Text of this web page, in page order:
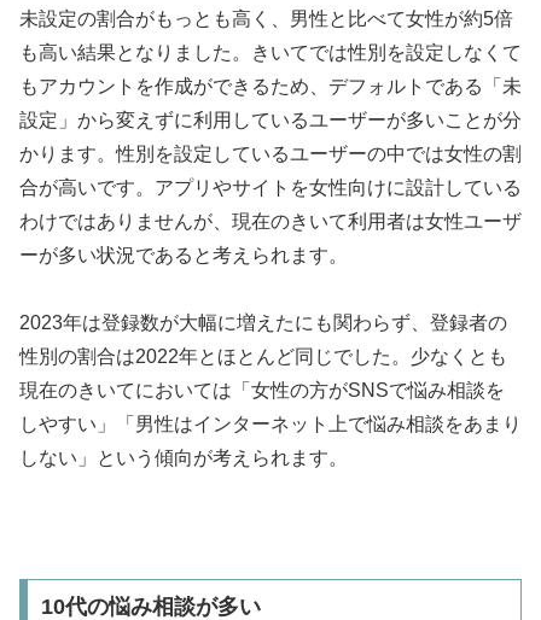
未設定の割合がもっとも高く、男性と比べて女性が約5倍
も高い結果となりました。きいてでは性別を設定しなくて
もアカウントを作成ができるため、デフォルトである「未
設定」から変えずに利用しているユーザーが多いことが分
かります。性別を設定しているユーザーの中では女性の割
合が高いです。アプリやサイトを女性向けに設計している
わけではありませんが、現在のきいて利用者は女性ユーザ
ーが多い状況であると考えられます。
2023年は登録数が大幅に増えたにも関わらず、登録者の
性別の割合は2022年とほとんど同じでした。少なくとも
現在のきいてにおいては「女性の方がSNSで悩み相談を
しやすい」「男性はインターネット上で悩み相談をあまり
しない」という傾向が考えられます。
10代の悩み相談が多い